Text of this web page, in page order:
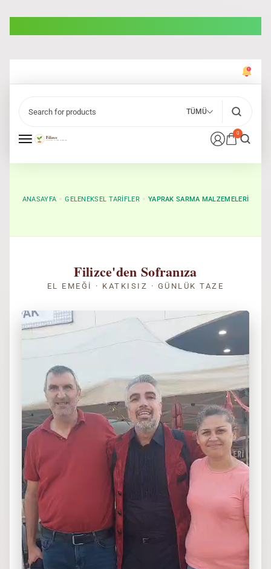
0
TÜMÜ
ANASAYFA GELENEKSEL TARIFLER YAPRAK SARMA MALZEMELERI
Filizce'den Sofranıza
EL EMEĞI · KATKISIZ · GÜNLÜK TAZE